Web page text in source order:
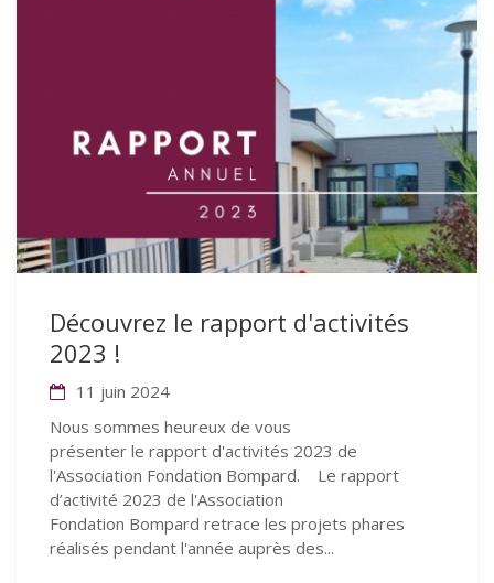
Découvrez le rapport d'activités
2023 !
11 juin 2024
Nous sommes heureux de vous
présenter le rapport d'activités 2023 de
l'Association Fondation Bompard. Le rapport
d’activité 2023 de l'Association
Fondation Bompard retrace les projets phares
réalisés pendant l'année auprès des...